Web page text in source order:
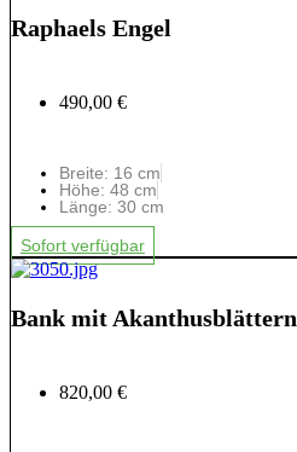
Raphaels Engel
490,00 €
Breite: 16 cm
Höhe: 48 cm
Länge: 30 cm
Sofort verfügbar
Bank mit Akanthusblättern
820,00 €